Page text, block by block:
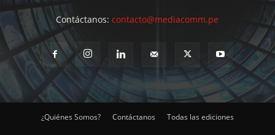
Contáctanos:contacto@mediacomm.pe
¿Quiénes Somos? Contáctanos Todas las ediciones